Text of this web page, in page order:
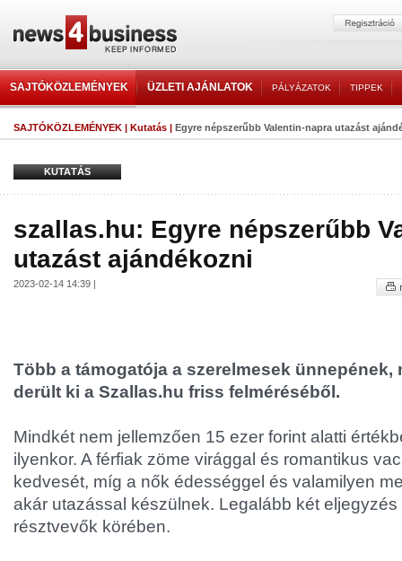
SAJTÓKÖZLEMÉNYEK ÜZLETI AJÁNLATOK PÁLYÁZATOK TIPPEK
SAJTÓKÖZLEMÉNYEK | Kutatás | Egyre népszerűbb Valentin-napra utazást
KUTATÁS
szallas.hu: Egyre népszerűbb
utazást ajándékozni
2023-02-14 14:39 |
Több a támogatója a szerelmesek ünnepének,
derült ki a Szallas.hu friss felméréséből.
Mindkét nem jellemzően 15 ezer forint alatti
ilyenkor. A férfiak zöme virággal és romantikus
kedvesét, míg a nők édességgel és valamilyen
akár utazással készülnek. Legalább két
résztvevők körében.